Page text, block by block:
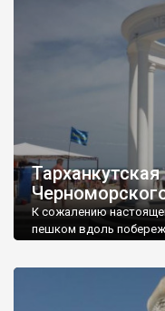
К сожалению
пешком вдоль